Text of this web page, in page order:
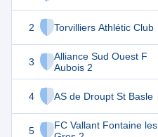
2 Torvilliers Athlétic Club
3
Alliance Sud Ouest F
Aubois 2
4 AS de Droupt St Basle
5
FC Vallant Fontaine les
45 22
40
39 22
33 22